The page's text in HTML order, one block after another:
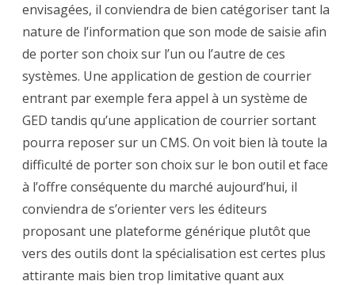
envisagées, il conviendra de bien catégoriser tant la
nature de l’information que son mode de saisie afin
de porter son choix sur l’un ou l’autre de ces
systèmes. Une application de gestion de courrier
entrant par exemple fera appel à un système de
GED tandis qu’une application de courrier sortant
pourra reposer sur un CMS. On voit bien là toute la
difficulté de porter son choix sur le bon outil et face
à l’offre conséquente du marché aujourd’hui, il
conviendra de s’orienter vers les éditeurs
proposant une plateforme générique plutôt que
vers des outils dont la spécialisation est certes plus
attirante mais bien trop limitative quant aux